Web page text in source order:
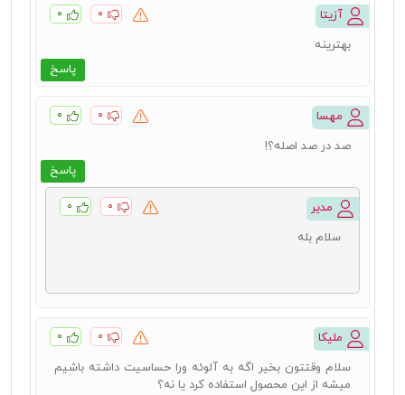
آزیتا ۰ ۰
پاسخ
بهترینه
مهسا ۰ ۰
پاسخ
صد در صد اصله؟!
مدیر ۰ ۰
سلام بله
ملیکا ۰ ۰
سلام وقتتون بخیر اگه به آلوئه ورا حساسیت داشته باشیم
میشه از این محصول استفاده کرد یا نه؟